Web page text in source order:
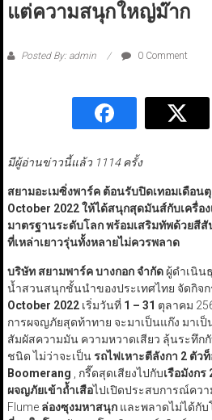
แต่ความสนุกใหญ่ม๊าก
Posted By: admin 0 Comment
มีผู้อ่านข่าวนี้แล้ว 1114 ครั้ง
สยามอะเมซิ่งพาร์ค ต้อนรับปิดเทอมเดือน
October 2022 ให้ได้สนุกสุดมันส์กับเครื่
มาตรฐานระดับโลก พร้อมเสริมทัพด้วยสี
ที่เหล่าเยาวรุ่นทั้งหลายไม่ควรพลาด
บริษัท สยามพาร์ค บางกอก จำกัดผู้ดำเนิน
น้ำสวนสนุกชั้นนำของประเทศไทย จัดกิจ
October 2022เริ่มวันที่ 1 – 31 ตุลาคม
การผจญภัยสุดท้าทาย จะมาเป็นแก๊ง มาเ
สัมผัสความมัน ความหวาดเสียว ลุ้นระทึก
ชนิด ไม่ว่าจะเป็นรถไฟเหาะตีลังกา 2 ตัว
Boomerang , กรี๊ดสุดเสียงไปกับเรือมังกร
ผจญภัยเข้าถ้ำเสือไปเปิดประสบการณ์คว
Flume ล่องซุงมหาสนุกและพลาดไม่ได้กั